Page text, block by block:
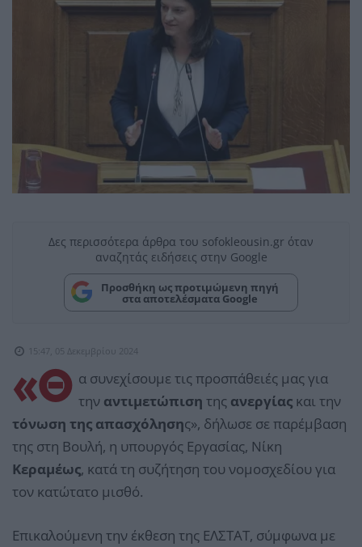
Δες περισσότερα άρθρα του sofokleousin.gr όταν
αναζητάς ειδήσεις στην Google
Προσθήκη ως προτιμώμενη πηγή
στα αποτελέσματα Google
15:47, 05 Δεκεμβρίου 2024
«Θ α συνεχίσουμε τις προσπάθειές μας για
την αντιμετώπιση της ανεργίας και την
τόνωση της απασχόλησης», δήλωσε σε παρέμβαση
της στη Βουλή, η υπουργός Εργασίας, Νίκη
Κεραμέως, κατά τη συζήτηση του νομοσχεδίου για
τον κατώτατο μισθό.
Επικαλούμενη την έκθεση της ΕΛΣΤΑΤ, σύμφωνα με